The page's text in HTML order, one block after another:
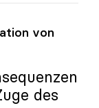
von
des